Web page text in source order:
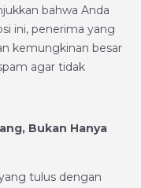
bahwa Anda
ini, penerima yang
kemungkinan besar
agar tidak
Bukan Hanya
tulus dengan